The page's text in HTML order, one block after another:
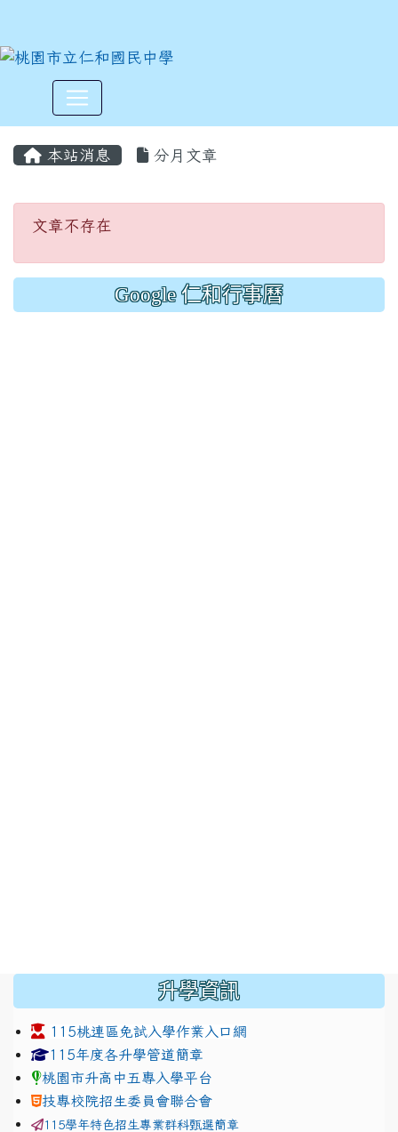
本站消息 分月文章
文章不存在
文章不存在
Google 仁和行事曆
升學資訊
115桃連區免試入學作業入口網
link to https://www.jhjhs.tyc.edu.tw/modules/
115年度各升學管道簡章
桃園市升高中五專入學平台
技專校院招生委員會聯合會
115學年特色招生專業群科甄選簡章